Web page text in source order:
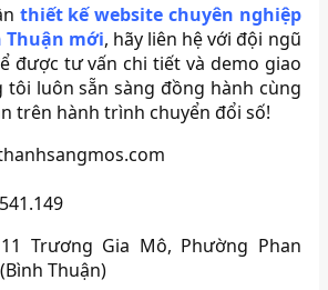
thiết kế website chuyên nghiệp
Thuận mới, hãy liên hệ với đội ngũ
được tư vấn chi tiết và demo giao
tôi luôn sẵn sàng đồng hành cùng
trên hành trình chuyển đổi số!
Trương Gia Mô, Phường Phan
Thuận)